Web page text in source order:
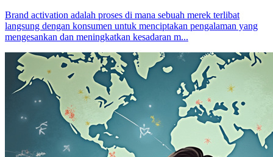
Brand activation adalah proses di mana sebuah merek terlibat
langsung dengan konsumen untuk menciptakan pengalaman yang
mengesankan dan meningkatkan kesadaran m...